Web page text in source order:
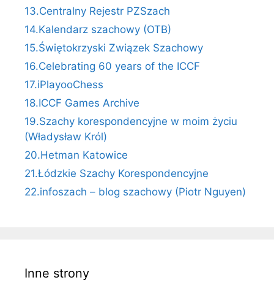
13.Centralny Rejestr PZSzach
14.Kalendarz szachowy (OTB)
15.Świętokrzyski Związek Szachowy
16.Celebrating 60 years of the ICCF
17.iPlayooChess
18.ICCF Games Archive
19.Szachy korespondencyjne w moim życiu
(Władysław Król)
20.Hetman Katowice
21.Łódzkie Szachy Korespondencyjne
22.infoszach – blog szachowy (Piotr Nguyen)
Inne strony